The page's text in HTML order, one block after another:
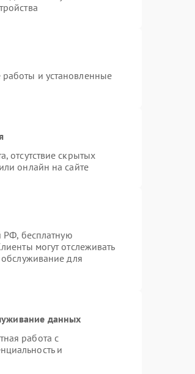
и установленные
отсутствие скрытых
онлайн на сайте
РФ, бесплатную
могут отслеживать
обслуживание для
данных
работа с
и